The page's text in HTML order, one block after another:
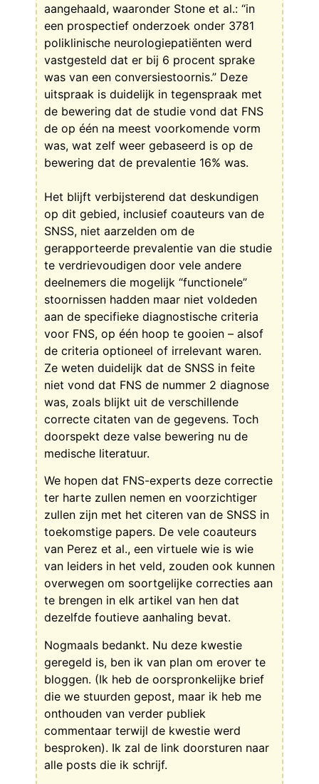
aangehaald, waaronder Stone et al.: “in
een prospectief onderzoek onder 3781
poliklinische neurologiepatiënten werd
vastgesteld dat er bij 6 procent sprake
was van een conversiestoornis.” Deze
uitspraak is duidelijk in tegenspraak met
de bewering dat de studie vond dat FNS
de op één na meest voorkomende vorm
was, wat zelf weer gebaseerd is op de
bewering dat de prevalentie 16% was.
Het blijft verbijsterend dat deskundigen
op dit gebied, inclusief coauteurs van de
SNSS, niet aarzelden om de
gerapporteerde prevalentie van die studie
te verdrievoudigen door vele andere
deelnemers die mogelijk “functionele”
stoornissen hadden maar niet voldeden
aan de specifieke diagnostische criteria
voor FNS, op één hoop te gooien – alsof
de criteria optioneel of irrelevant waren.
Ze weten duidelijk dat de SNSS in feite
niet vond dat FNS de nummer 2 diagnose
was, zoals blijkt uit de verschillende
correcte citaten van de gegevens. Toch
doorspekt deze valse bewering nu de
medische literatuur.
We hopen dat FNS-experts deze correctie
ter harte zullen nemen en voorzichtiger
zullen zijn met het citeren van de SNSS in
toekomstige papers. De vele coauteurs
van Perez et al., een virtuele wie is wie
van leiders in het veld, zouden ook kunnen
overwegen om soortgelijke correcties aan
te brengen in elk artikel van hen dat
dezelfde foutieve aanhaling bevat.
Nogmaals bedankt. Nu deze kwestie
geregeld is, ben ik van plan om erover te
bloggen. (Ik heb de oorspronkelijke brief
die we stuurden gepost, maar ik heb me
onthouden van verder publiek
commentaar terwijl de kwestie werd
besproken). Ik zal de link doorsturen naar
alle posts die ik schrijf.